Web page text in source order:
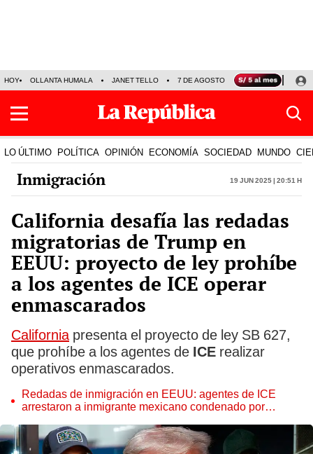
HOY OLLANTA HUMALA JANET TELLO 7 DE AGOSTO TINKA RESULTADOS
LO ÚLTIMO POLÍTICA OPINIÓN ECONOMÍA SOCIEDAD MUNDO
Inmigración 19 Jun 2025 | 20:51 h
California desafía las redadas
migratorias de Trump en
EEUU: proyecto de ley prohíbe
a los agentes de ICE operar
enmascarados
Californiapresenta el proyecto de ley SB 627,
que prohíbe a los agentes de ICE realizar
operativos enmascarados.
Redadas de inmigración en EEUU: agentes de ICE
arrestaron a inmigrante mexicano condenado por